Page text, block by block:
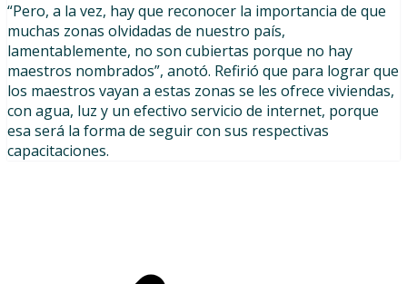
“Pero, a la vez, hay que reconocer la importancia de que
muchas zonas olvidadas de nuestro país,
lamentablemente, no son cubiertas porque no hay
maestros nombrados”, anotó. Refirió que para lograr que
los maestros vayan a estas zonas se les ofrece viviendas,
con agua, luz y un efectivo servicio de internet, porque
esa será la forma de seguir con sus respectivas
capacitaciones.